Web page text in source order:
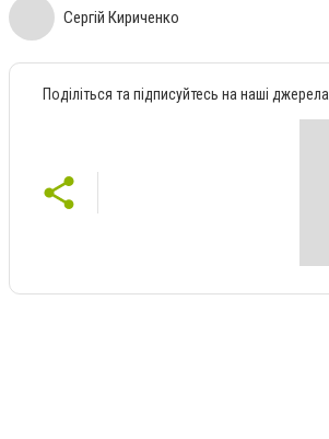
Сергій Кириченко
Поділіться та підписуйтесь на наші джерела